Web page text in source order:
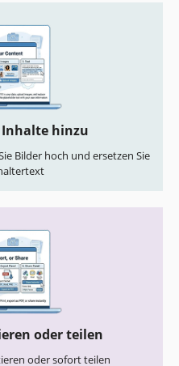
Inhalte hinzu
Bilder hoch und ersetzen Sie
oder teilen
oder sofort teilen